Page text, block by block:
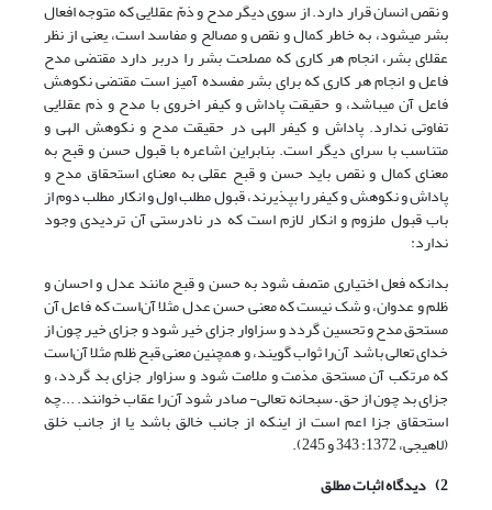
و نقص انسان قرار دارد. از سوی دیگر مدح و ذمّ عقلایی که متوجه افعال
بشر می‎شود، به خاطر کمال و نقص و مصالح و مفاسد است، یعنی از نظر
عقلای بشر، انجام هر کاری که مصلحت بشر را دربر دارد مقتضی مدح
فاعل و انجام هر کاری که برای بشر مفسده آمیز است مقتضی نکوهش
فاعل آن می‎باشد، و حقیقت پاداش و کیفر اخروی با مدح و ذم عقلایی
تفاوتی ندارد. پاداش و کیفر الهی در حقیقت مدح و نکوهش الهی و
متناسب با سرای دیگر است. بنابراین اشاعره با قبول حسن و قبح به
معنای کمال و نقص باید حسن و قبح عقلی به معنای استحقاق مدح و
پاداش و نکوهش و کیفر را بپذیرند، قبول مطلب اول و انکار مطلب دوم از
باب قبول ملزوم و انکار لازم است که در نادرستی آن تردیدی وجود
ندارد:
بدان‎که فعل اختیاری متصف شود به حسن و قبح مانند عدل و احسان و
ظلم و عدوان، و شک نیست که معنی حسن عدل مثلا آن‌است که فاعل آن
مستحق مدح و تحسین گردد و سزاوار جزای خیر شود و جزای خیر چون از
خدای تعالی باشد آن‌را ثواب گویند، و همچنین معنی قبح ظلم مثلا آن‌است
که مرتکب آن مستحق مذمت و ملامت شود و سزاوار جزای بد گردد، و
جزای بد چون از حق – سبحانه تعالی- صادر شود آن‌را عقاب خوانند. ...چه
استحقاق جزا اعم است از این‎که از جانب خالق باشد یا از جانب خلق
(لاهیجی، 1372: 343 و 245).
2) دیدگاه اثبات مطلق